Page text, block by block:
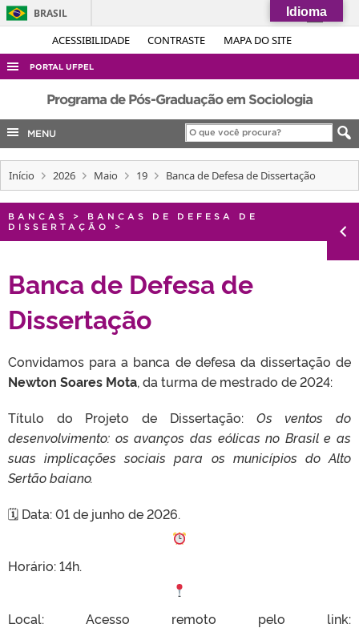
ACESSIBILIDADE CONTRASTE MAPA DO SITE
BRASIL
Simplifique!
Acesso à informação
Legislação
Canais
PORTAL UFPEL
ACESSO À INFORMAÇÃO
AUDITORIA
COBALTO
CONCURSOS
EDITAIS
INTERNACIONAL
PORTARIAS
TELEFONES
Programa de Pós-Graduação em Sociologia
MENU
Início 2026 Maio 19 Banca de Defesa de Dissertação
BANCAS > BANCAS DE DEFESA DE
DISSERTAÇÃO
>
Banca de Defesa de
Dissertação
Convidamos para a banca de defesa da dissertação de
Newton Soares Mota, da turma de mestrado de 2024:
Título do Projeto de Dissertação: Os ventos do
desenvolvimento: os avanços das eólicas no Brasil e as
suas implicações sociais para os municípios do Alto
Sertão baiano.
🗓 Data: 01 de junho de 2026.
Horário: 14h.
Local: Acesso remoto pelo link:
Idioma